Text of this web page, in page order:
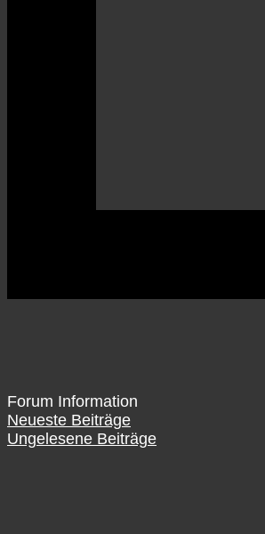
Forum Information
Neueste Beiträge
Ungelesene Beiträge